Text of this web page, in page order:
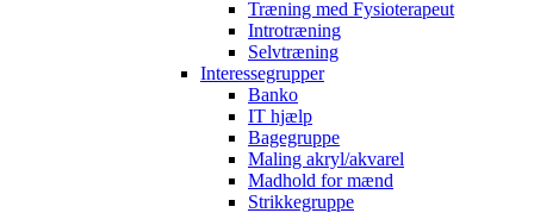
Træning med Fysioterapeut
Introtræning
Selvtræning
Interessegrupper
Banko
IT hjælp
Bagegruppe
Maling akryl/akvarel
Madhold for mænd
Strikkegruppe